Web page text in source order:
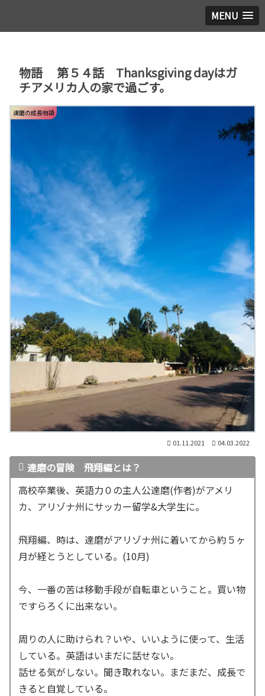
MENU
物語 第５４話 Thanksgiving dayはガ
チアメリカ人の家で過ごす。
達磨の成長物語
01.11.2021 04.03.2022
達磨の冒険 飛翔編とは？
高校卒業後、英語力０の主人公達磨(作者)がアメリ
カ、アリゾナ州にサッカー留学&大学生に。
飛翔編、時は、達磨がアリゾナ州に着いてから約５ヶ
月が経とうとしている。(10月)
今、一番の苦は移動手段が自転車ということ。買い物
ですらろくに出来ない。
周りの人に助けられ？いや、いいように使って、生活
している。英語はいまだに話せない。
話せる気がしない。聞き取れない。まだまだ、成長で
きると自覚している。